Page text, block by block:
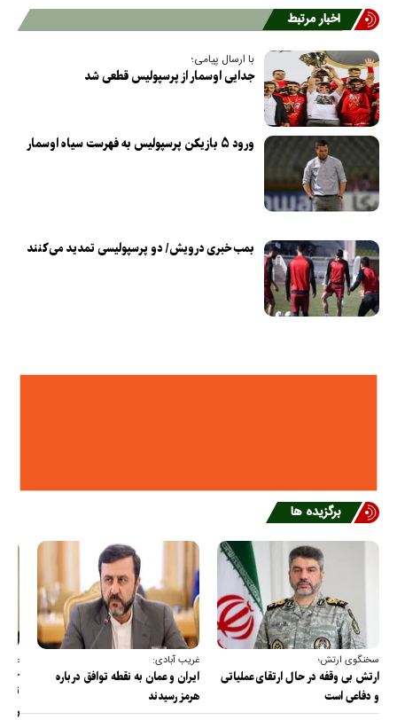
اخبار مرتبط
با ارسال پیامی؛
جدایی اوسمار از پرسپولیس قطعی شد
ورود ۵ بازیکن پرسپولیس به فهرست سیاه اوسمار
بمب خبری درویش/ دو پرسپولیسی تمدید می‌کنند
برگزیده ها
سخنگوی ارتش؛
ارتش بی وقفه در حال ارتقای عملیاتی
و دفاعی است
غریب آبادی:
ایران و عمان به نقطه توافق درباره
هرمز رسیدند
عضو
را